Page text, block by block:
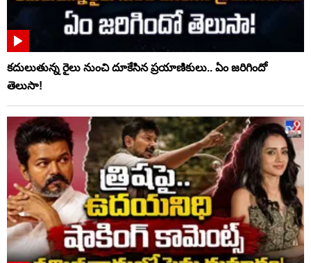
కదులుతున్న రైలు నుంచి దూకేసిన ప్రయాణికులు.. ఏం జరిగిందో
తెలుసా!